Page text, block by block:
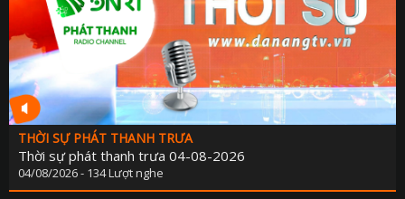
THỜI SỰ PHÁT THANH TRƯA
Thời sự phát thanh trưa 04-08-2026
04/08/2026 - 134 Lượt nghe